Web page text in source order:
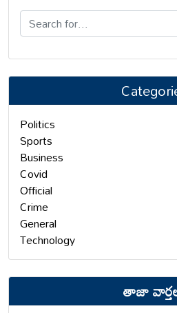
Politics
Sports
Business
Covid
Official
Crime
General
Technology
తాజా